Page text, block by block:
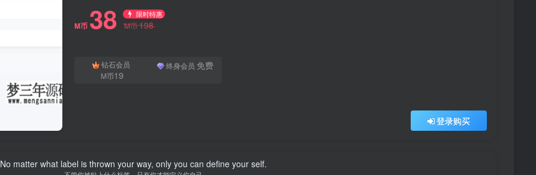
M币 38 限时特惠
M币198
钻石会员
M币19
终身会员 免费
登录购买
No matter what label is thrown your way, only you can define your self.